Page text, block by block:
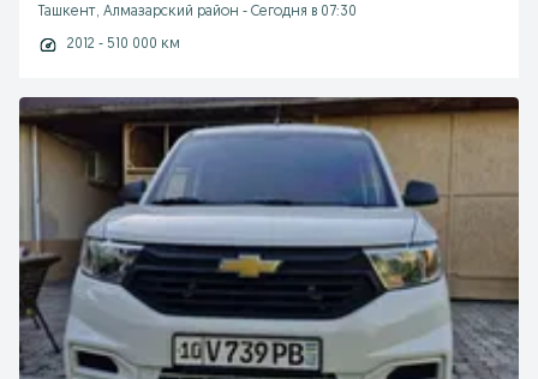
Ташкент, Алмазарский район - Сегодня в 07:30
2012 - 510 000 км